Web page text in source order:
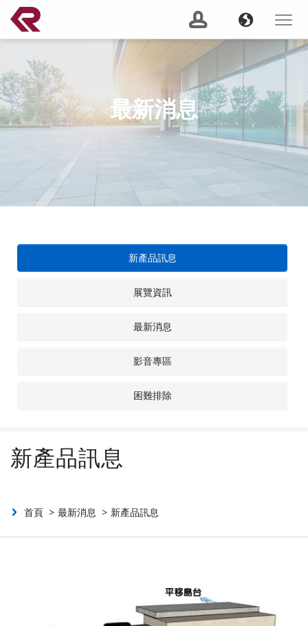
南俊國際股份有限公司 。 REPON SLIDES
Navigation
Toggle
最新消息
產品資訊
CSR
聯絡我們
投資人專區
Language
建議關鍵字： Soft Close Server Slide 200 lbs Push to Open
Heavy
Duty
Lock Out 2 Way
Banner
最新消息
新產品訊息
展覽資訊
最新消息
影音專區
困難排除
新產品訊息
首頁 最新消息 新產品訊息